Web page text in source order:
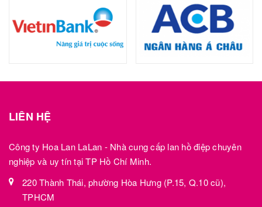
LIÊN HỆ
Công ty Hoa Lan LaLan - Nhà cung cấp lan hồ điệp chuyên
nghiệp và uy tín tại TP Hồ Chí Minh.
220 Thành Thái, phường Hòa Hưng (P.15, Q.10 cũ),
TPHCM